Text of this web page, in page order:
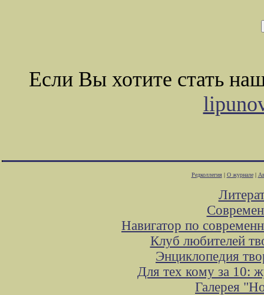
Если Вы хотите стать
Редколлегия| О журнале|
Навигатор по
Клуб любителей
Энциклопедия
Для тех кому за 10:
Галерея